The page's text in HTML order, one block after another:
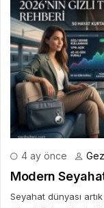
4 ay önce
Modern
Seyahat dünyası